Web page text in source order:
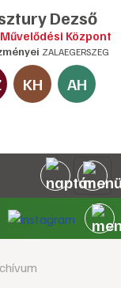
Dezső
Központ
ZALAEGERSZEG
KH
AH